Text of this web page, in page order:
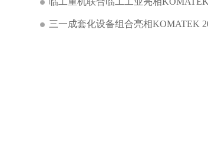
三一成套化设备组合亮相KOMATEK